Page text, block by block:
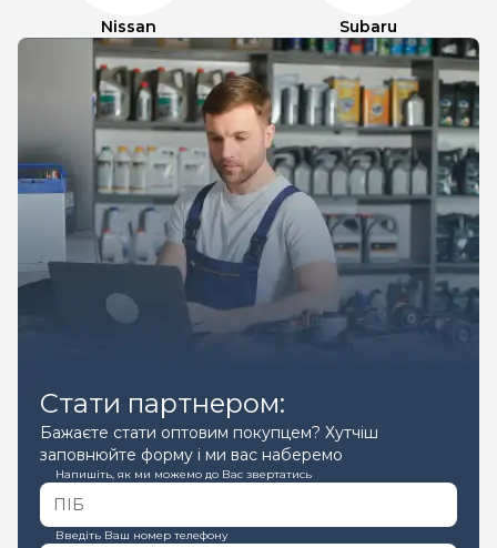
Nissan Subaru
Стати партнером:
Бажаєте стати оптовим покупцем? Хутчіш
заповнюйте форму і ми вас наберемо
Напишіть, як ми можемо до Вас звертатись
Введіть Ваш номер телефону